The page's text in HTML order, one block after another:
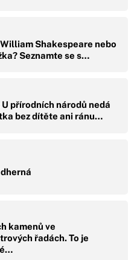
William Shakespeare nebo
Seznamte se s…
přírodních národů nedá
bez dítěte ani ránu…
kamenů ve
řadách. To je